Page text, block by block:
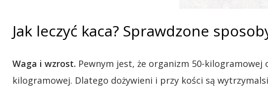
Jak leczyć kaca? Sprawdzone
Waga i wzrost. Pewnym jest, że organizm 50-kilogramowej
kilogramowej. Dlatego dożywieni i przy kości są